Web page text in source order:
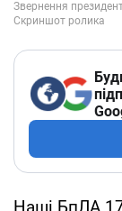
Наші БпЛА